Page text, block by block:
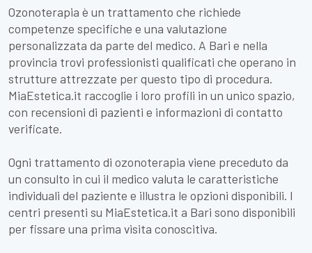
Ozonoterapia è un trattamento che richiede
competenze specifiche e una valutazione
personalizzata da parte del medico. A Bari e nella
provincia trovi professionisti qualificati che operano in
strutture attrezzate per questo tipo di procedura.
MiaEstetica.it raccoglie i loro profili in un unico spazio,
con recensioni di pazienti e informazioni di contatto
verificate.
Ogni trattamento di ozonoterapia viene preceduto da
un consulto in cui il medico valuta le caratteristiche
individuali del paziente e illustra le opzioni disponibili. I
centri presenti su MiaEstetica.it a Bari sono disponibili
per fissare una prima visita conoscitiva.